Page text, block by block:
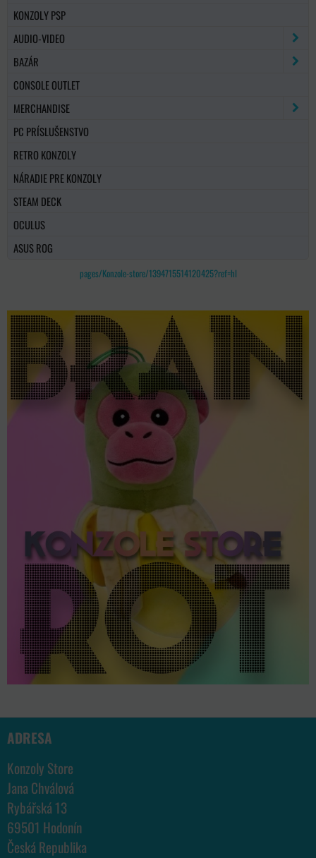
KONZOLY PSP
AUDIO-VIDEO
BAZÁR
CONSOLE OUTLET
MERCHANDISE
PC PRÍSLUŠENSTVO
RETRO KONZOLY
NÁRADIE PRE KONZOLY
STEAM DECK
OCULUS
ASUS ROG
pages/Konzole-store/1394715514120425?ref=hl
ADRESA
Konzoly Store
Jana Chválová
Rybářská 13
69501 Hodonín
Česká Republika